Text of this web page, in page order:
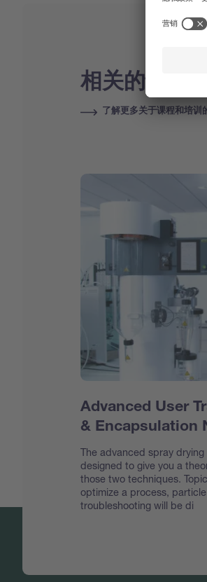
相关的课程
了解更多关于课程和培训
Advanced User
& Encapsulation
The advanced spray
designed to give you a
those two techniques.
optimize a process,
troubleshooting will be di